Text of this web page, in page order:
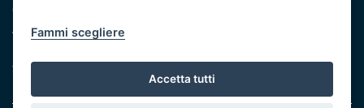
Cookie e privacy
Atti di notifica
Servizi Intranet
Fammi scegliere
Accetta tutti